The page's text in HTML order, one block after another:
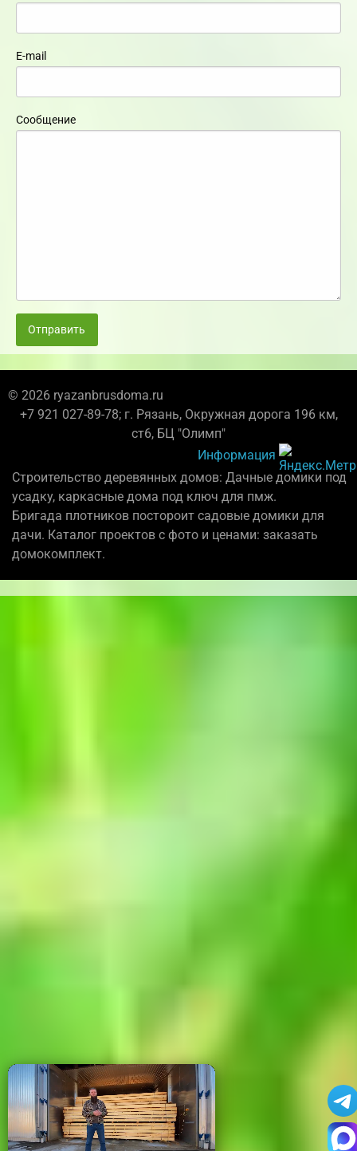
E-mail
Сообщение
Отправить
© 2026 ryazanbrusdoma.ru
+7 921 027-89-78; г. Рязань, Окружная дорога 196 км,
ст6, БЦ "Олимп"
Информация
Строительство деревянных домов: Дачные домики под
усадку, каркасные дома под ключ для пмж.
Бригада плотников постороит садовые домики для
дачи. Каталог проектов с фото и ценами: заказать
домокомплект.